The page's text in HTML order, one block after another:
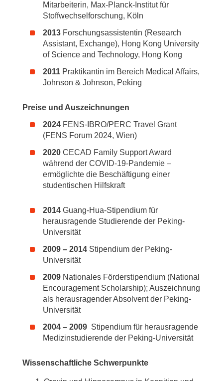
Mitarbeiterin, Max-Planck-Institut für
Stoffwechselforschung, Köln
2013 Forschungsassistentin (Research
Assistant, Exchange), Hong Kong University
of Science and Technology, Hong Kong
2011 Praktikantin im Bereich Medical Affairs,
Johnson & Johnson, Peking
Preise und Auszeichnungen
2024 FENS-IBRO/PERC Travel Grant
(FENS Forum 2024, Wien)
2020 CECAD Family Support Award
während der COVID-19-Pandemie –
ermöglichte die Beschäftigung einer
studentischen Hilfskraft
2014 Guang-Hua-Stipendium für
herausragende Studierende der Peking-
Universität
2009 – 2014 Stipendium der Peking-
Universität
2009 Nationales Förderstipendium (National
Encouragement Scholarship); Auszeichnung
als herausragender Absolvent der Peking-
Universität
2004 – 2009 Stipendium für herausragende
Medizinstudierende der Peking-Universität
Wissenschaftliche Schwerpunkte